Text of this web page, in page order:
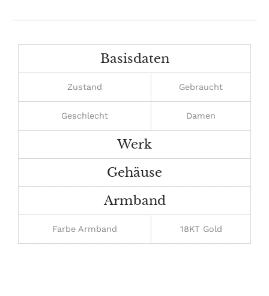
zum
Basisdaten
Zustand Gebraucht
Geschlecht Damen
Werk
Gehäuse
Armband
Farbe Armband 18KT Gold